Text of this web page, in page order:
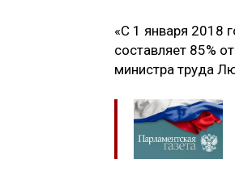
«С 1 января 2018
составляет 85%
министра труда